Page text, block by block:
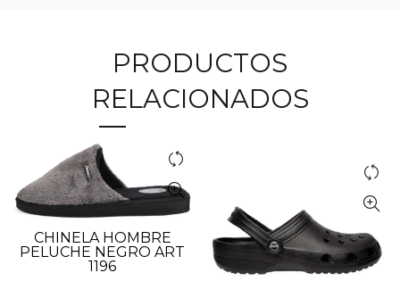
PRODUCTOS
RELACIONADOS
CHINELA HOMBRE
PELUCHE NEGRO ART
1196